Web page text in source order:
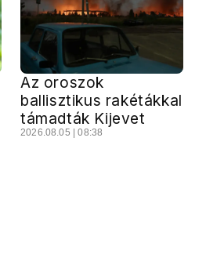
Az oroszok
ballisztikus rakétákkal
támadták Kijevet
2026.08.05 | 08:38